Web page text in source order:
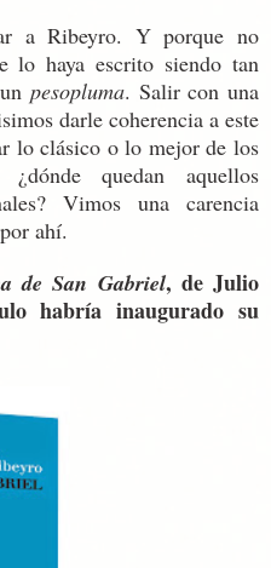
a Ribeyro. Y porque no
lo haya escrito siendo tan
pesopluma. Salir con una
darle coherencia a este
lo clásico o lo mejor de los
quedan aquellos
Vimos una carencia
ahí.
de San Gabriel, de Julio
habría inaugurado su